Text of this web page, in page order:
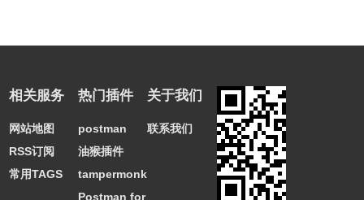
相关服务
网站地图
RSS订阅
常用TAGS
热门插件
postman
油猴插件
tampermonkey
Postman for
关于我们
联系我们